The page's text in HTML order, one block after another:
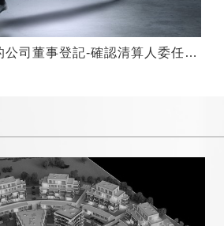
捲起千堆雪的公司董事登記-確認清算人委任關係不存在